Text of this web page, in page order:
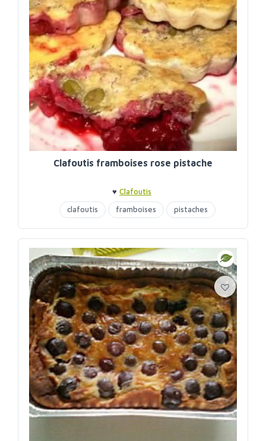
Clafoutis framboises rose pistache
♥ Clafoutis
clafoutis
framboises pistaches